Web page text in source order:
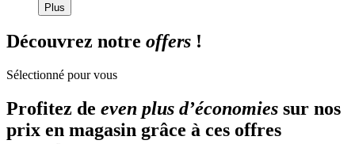
Plus
Découvrez notre offers !
Sélectionné pour vous
Profitez de even plus d’économies sur nos
prix en magasin grâce à ces offres